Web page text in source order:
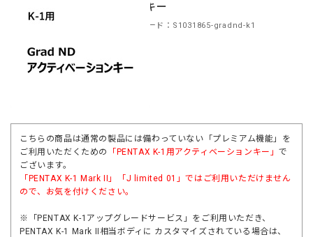
ョンキー
商品コード：S1031865-gradnd-k1
こちらの商品は通常の製品には備わっていない「プレミアム機能」を
ご利用いただくための
「PENTAX K-1用アクティベーションキー」で
ございます。
「 PENTAX K-1 Mark II 」「 J limited 01 」ではご利用いただけません
ので、お気を付けください。
※「PENTAX K-1アップグレードサービス」をご利用いただき、
PENTAX K-1 Mark II相当ボディに カスタマイズされている場合は、